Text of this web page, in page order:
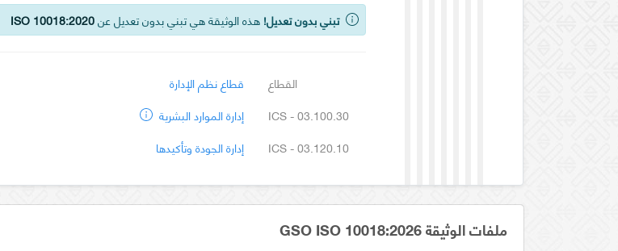
تبني بدون تعديل! هذه الوثيقة هي تبني بدون تعديل عنISO 10018:2020
القطاع
قطاع نظم الإدارة
ICS - 03.100.30
إدارة الموارد البشرية
ICS - 03.120.10
إدارة الجودة وتأكيدها
ملفات الوثيقة GSO ISO 10018:2026